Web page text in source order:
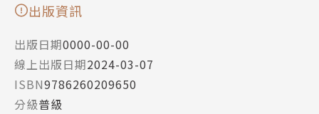
出版資訊
出版日期0000-00-00
線上出版日期2024-03-07
ISBN9786260209650
分級普級